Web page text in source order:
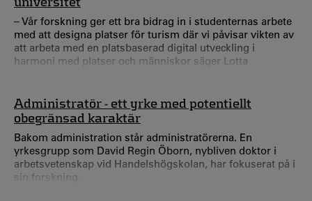
Handelshögskolan.
– Vår forskning ger ett bra bidrag in i studenternas arbete
med att designa platser för turism där vi påvisar vikten av
att arbeta med en platsbaserad digital utveckling i
harmoni med platser och människor säger Lotta
relationen mellan plats och medier och hur de påverkar
varandra.
Administratör - ett yrke med potentiellt
obegränsad karaktär
Bakom administration står administratörerna. En
yrkesgrupp som David Regin Öborn, nybliven doktor i
arbetsvetenskap vid Handelshögskolan, har fokuserat på i
sin forskning.